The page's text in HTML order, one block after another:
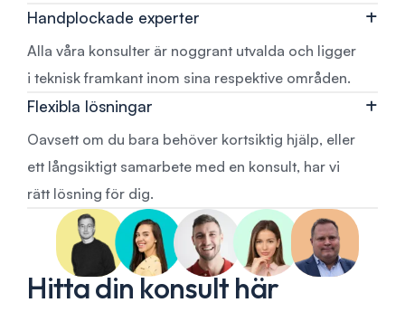
Handplockade experter
Alla våra konsulter är noggrant utvalda och ligger
i teknisk framkant inom sina respektive områden.
Flexibla lösningar
Oavsett om du bara behöver kortsiktig hjälp, eller
ett långsiktigt samarbete med en konsult, har vi
rätt lösning för dig.
Hitta din konsult här